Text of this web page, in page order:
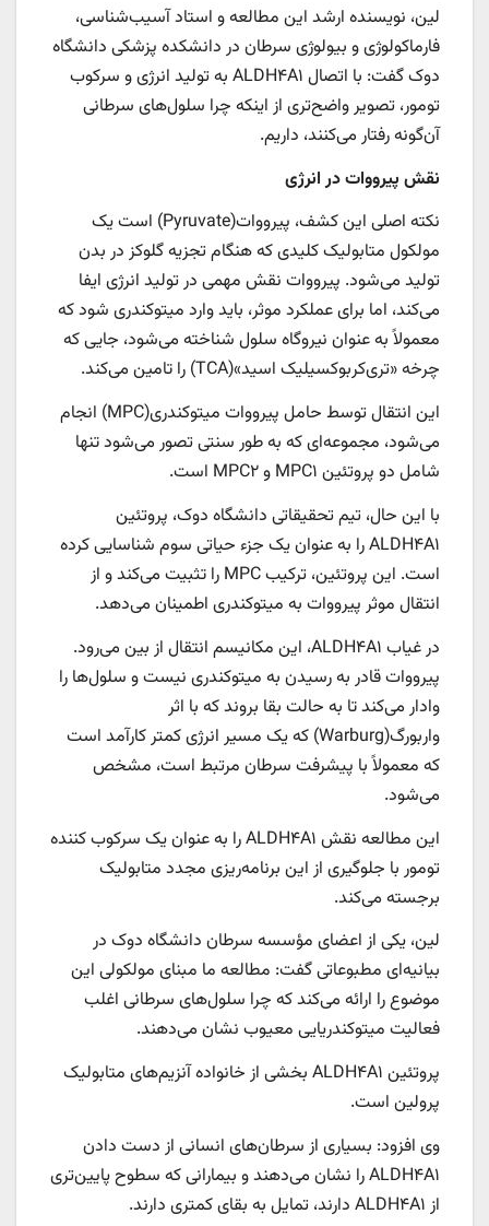
لین، نویسنده ارشد این مطالعه و استاد آسیب‌شناسی،
فارماکولوژی و بیولوژی سرطان در دانشکده پزشکی دانشگاه
دوک گفت: با اتصال ALDH۴A۱ به تولید انرژی و سرکوب
تومور، تصویر واضح‌تری از اینکه چرا سلول‌های سرطانی
آن‌گونه رفتار می‌کنند، داریم.
نقش پیرووات در انرژی
نکته اصلی این کشف، پیرووات(Pyruvate) است یک
مولکول متابولیک کلیدی که هنگام تجزیه گلوکز در بدن
تولید می‌شود. پیرووات نقش مهمی در تولید انرژی ایفا
می‌کند، اما برای عملکرد موثر، باید وارد میتوکندری شود که
معمولاً به عنوان نیروگاه سلول شناخته می‌شود، جایی که
چرخه «تری‌کربوکسیلیک اسید»(TCA) را تامین می‌کند.
این انتقال توسط حامل پیرووات میتوکندری(MPC) انجام
می‌شود، مجموعه‌ای که به طور سنتی تصور می‌شود تنها
شامل دو پروتئین MPC۱ و MPC۲ است.
با این حال، تیم تحقیقاتی دانشگاه دوک، پروتئین
ALDH۴A۱ را به عنوان یک جزء حیاتی سوم شناسایی کرده
است. این پروتئین، ترکیب MPC را تثبیت می‌کند و از
انتقال موثر پیرووات به میتوکندری اطمینان می‌دهد.
در غیاب ALDH۴A۱، این مکانیسم انتقال از بین می‌رود.
پیرووات قادر به رسیدن به میتوکندری نیست و سلول‌ها را
وادار می‌کند تا به حالت بقا بروند که با اثر
واربورگ(Warburg) که یک مسیر انرژی کمتر کارآمد است
که معمولاً با پیشرفت سرطان مرتبط است، مشخص
می‌شود.
این مطالعه نقش ALDH۴A۱ را به عنوان یک سرکوب کننده
تومور با جلوگیری از این برنامه‌ریزی مجدد متابولیک
برجسته می‌کند.
لین، یکی از اعضای مؤسسه سرطان دانشگاه دوک در
بیانیه‌ای مطبوعاتی گفت: مطالعه ما مبنای مولکولی این
موضوع را ارائه می‌کند که چرا سلول‌های سرطانی اغلب
فعالیت میتوکندریایی معیوب نشان می‌دهند.
پروتئین ALDH۴A۱ بخشی از خانواده آنزیم‌های متابولیک
پرولین است.
وی افزود: بسیاری از سرطان‌های انسانی از دست دادن
ALDH۴A۱ را نشان می‌دهند و بیمارانی که سطوح پایین‌تری
از ALDH۴A۱ دارند، تمایل به بقای کمتری دارند.